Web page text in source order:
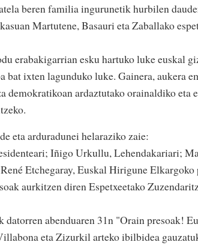
beren familia ingurunetik hurbilen
Martutene, Basauri eta Zaballako
erabakigarrian esku hartuko luke euskal
bat ixten lagunduko luke. Gainera, aukera
demokratikoan ardaztutako orainaldiko eta
eta arduradunei helaraziko zaie:
Iñigo Urkullu, Lehendakariari;
Etchegaray, Euskal Hirigune Elkargoko
aurkitzen diren Espetxeetako
abenduaren 31n "Orain presoak!
eta Zizurkil arteko ibilbidea